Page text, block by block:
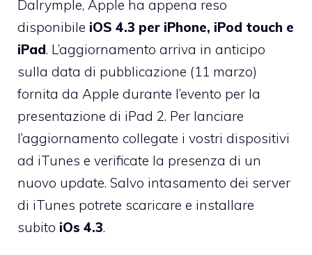
Dalrymple, Apple ha appena reso
disponibile iOS 4.3 per iPhone, iPod touch e
iPad. L’aggiornamento arriva in anticipo
sulla data di pubblicazione (11 marzo)
fornita da Apple durante l’evento per la
presentazione di iPad 2. Per lanciare
l’aggiornamento collegate i vostri dispositivi
ad iTunes e verificate la presenza di un
nuovo update. Salvo intasamento dei server
di iTunes potrete scaricare e installare
subito iOs 4.3.